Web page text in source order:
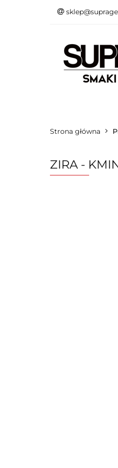
Strona główna
ZIRA -